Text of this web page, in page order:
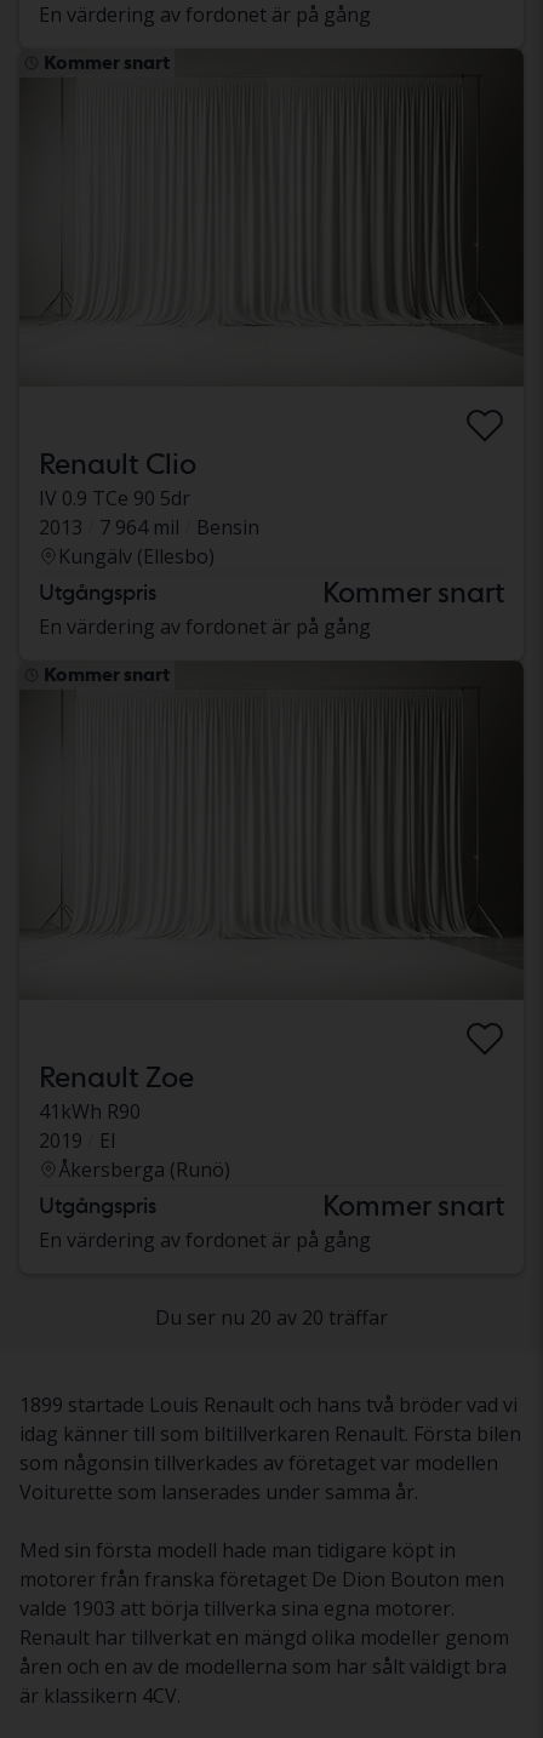
En värdering av fordonet är på gång
Kommer snart
Renault Clio
IV 0.9 TCe 90 5dr
2013
7 964 mil
Bensin
Kungälv (Ellesbo)
Utgångspris Kommer snart
En värdering av fordonet är på gång
Kommer snart
Renault Zoe
41kWh R90
2019
El
Åkersberga (Runö)
Utgångspris Kommer snart
En värdering av fordonet är på gång
Du ser nu 20 av 20 träffar
1899 startade Louis Renault och hans två bröder vad vi
idag känner till som biltillverkaren Renault. Första bilen
som någonsin tillverkades av företaget var modellen
Voiturette som lanserades under samma år.
Med sin första modell hade man tidigare köpt in
motorer från franska företaget De Dion Bouton men
valde 1903 att börja tillverka sina egna motorer.
Renault har tillverkat en mängd olika modeller genom
åren och en av de modellerna som har sålt väldigt bra
är klassikern 4CV.